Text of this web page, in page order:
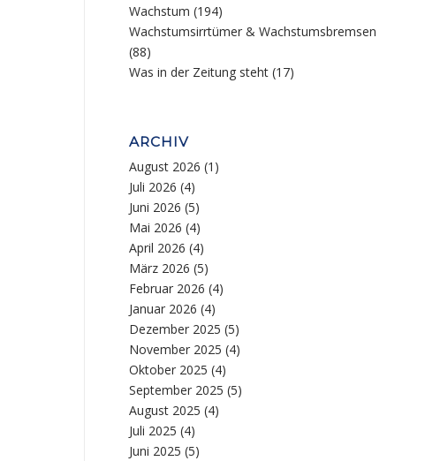
Wachstum (194)
Wachstumsirrtümer & Wachstumsbremsen
(88)
Was in der Zeitung steht (17)
ARCHIV
August 2026 (1)
Juli 2026 (4)
Juni 2026 (5)
Mai 2026 (4)
April 2026 (4)
März 2026 (5)
Februar 2026 (4)
Januar 2026 (4)
Dezember 2025 (5)
November 2025 (4)
Oktober 2025 (4)
September 2025 (5)
August 2025 (4)
Juli 2025 (4)
Juni 2025 (5)